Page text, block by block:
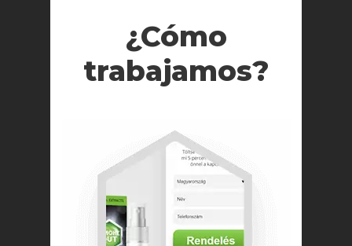
¿Cómo
trabajamos?